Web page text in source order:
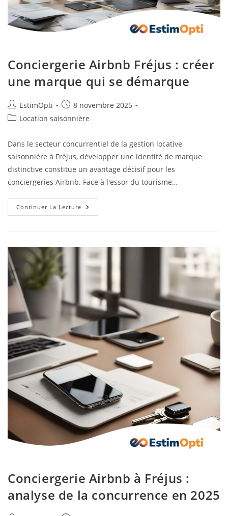
Conciergerie Airbnb Fréjus : créer
une marque qui se démarque
EstimOpti
8 novembre 2025
Location saisonnière
Dans le secteur concurrentiel de la gestion locative
saisonnière à Fréjus, développer une identité de marque
distinctive constitue un avantage décisif pour les
conciergeries Airbnb. Face à l'essor du tourisme…
Continuer La Lecture
Conciergerie Airbnb à Fréjus :
analyse de la concurrence en 2025